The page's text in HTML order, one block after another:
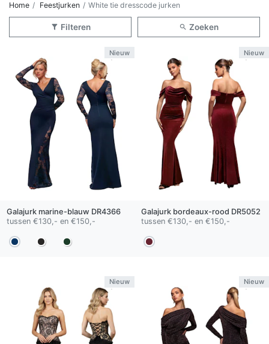
Home Feestjurken White tie dresscode jurken
Filteren Zoeken
Nieuw
Galajurk marine-blauw DR4366
tussen €130,- en €150,-
Nieuw
Galajurk bordeaux-rood DR5052
tussen €130,- en €150,-
Nieuw Nieuw